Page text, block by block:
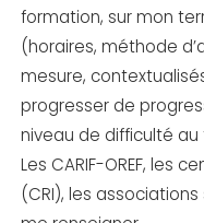
formation, sur mon
(horaires, méthode
mesure,
progresser de
niveau de difficulté
Les CARIF-OREF, les
(CRI), les